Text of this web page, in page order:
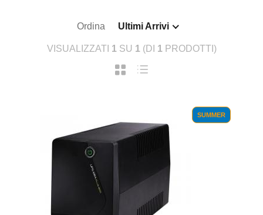
Ordina Ultimi Arrivi
VISUALIZZATI 1 SU 1 (DI 1 PRODOTTI)
SUMMER